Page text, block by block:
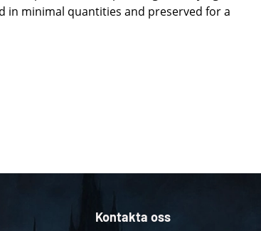
in minimal quantities and preserved for a
Kontakta oss